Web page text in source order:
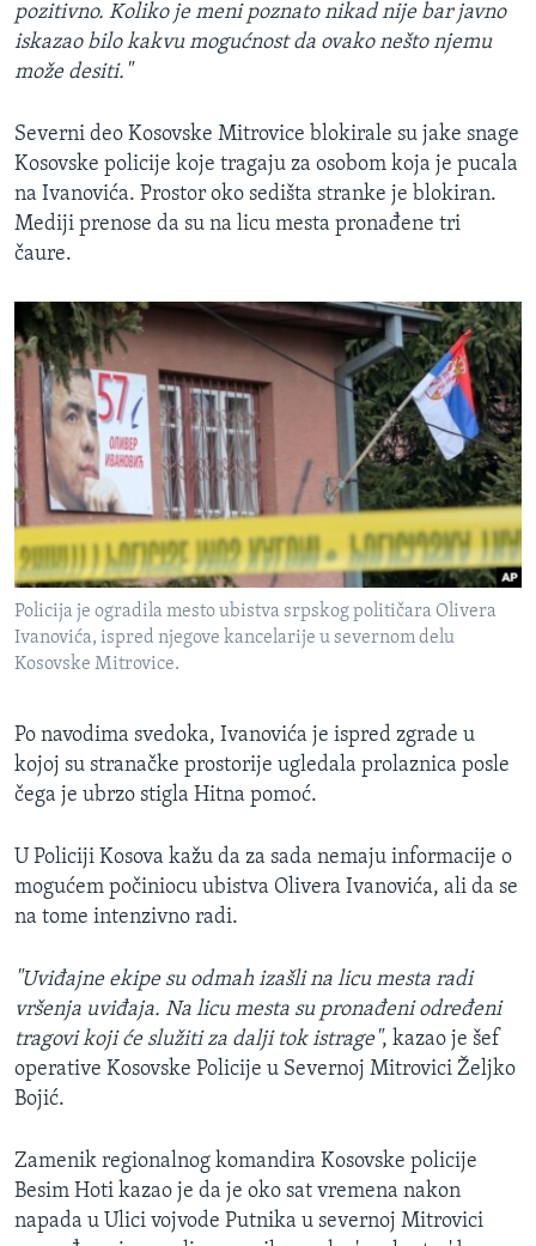
pozitivno. Koliko je meni poznato nikad nije bar javno
iskazao bilo kakvu mogućnost da ovako nešto njemu
može desiti."
​Severni deo Kosovske Mitrovice blokirale su jake snage
Kosovske policije koje tragaju za osobom koja je pucala
na Ivanovića. Prostor oko sedišta stranke je blokiran.
Mediji prenose da su na licu mesta pronađene tri
čaure.
Policija je ogradila mesto ubistva srpskog političara Olivera
Ivanovića, ispred njegove kancelarije u severnom delu
Kosovske Mitrovice.
Po navodima svedoka, Ivanovića je ispred zgrade u
kojoj su stranačke prostorije ugledala prolaznica posle
čega je ubrzo stigla Hitna pomoć.
U Policiji Kosova kažu da za sada nemaju informacije o
mogućem počiniocu ubistva Olivera Ivanovića, ali da se
na tome intenzivno radi.
"Uviđajne ekipe su odmah izašli na licu mesta radi
vršenja uviđaja. Na licu mesta su pronađeni određeni
tragovi koji će služiti za dalji tok istrage", kazao je šef
operative Kosovske Policije u Severnoj Mitrovici Željko
Bojić.
Zamenik regionalnog komandira Kosovske policije
Besim Hoti kazao je da je oko sat vremena nakon
napada u Ulici vojvode Putnika u severnoj Mitrovici